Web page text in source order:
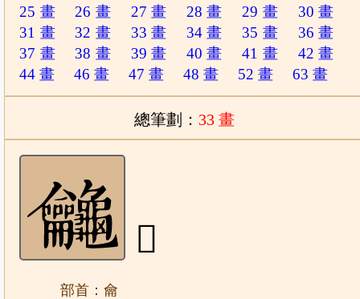
25 畫
26 畫 27 畫 28 畫 29 畫
30 畫
31 畫
32 畫 33 畫 34 畫 35 畫
36 畫
37 畫
38 畫 39 畫 40 畫 41 畫
42 畫
44 畫
46 畫 47 畫 48 畫 52 畫 63 畫
總筆劃： 33 畫
𪛕
部首：龠